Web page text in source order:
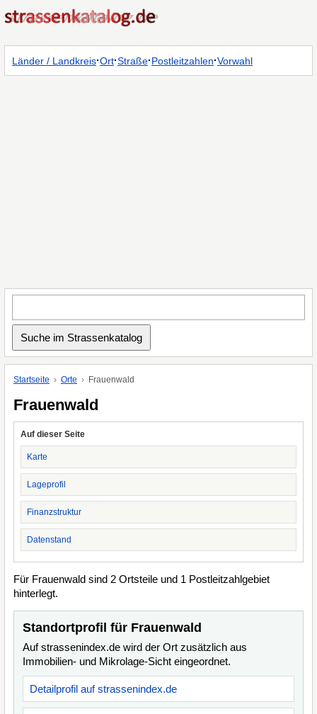
Länder / Landkreis·Ort·Straße·Postleitzahlen·Vorwahl
Startseite Orte Frauenwald
Frauenwald
Auf dieser Seite
Karte
Lageprofil
Finanzstruktur
Datenstand
Für Frauenwald sind 2 Ortsteile und 1 Postleitzahlgebiet
hinterlegt.
Standortprofil für Frauenwald
Auf strassenindex.de wird der Ort zusätzlich aus
Immobilien- und Mikrolage-Sicht eingeordnet.
Detailprofil auf strassenindex.de